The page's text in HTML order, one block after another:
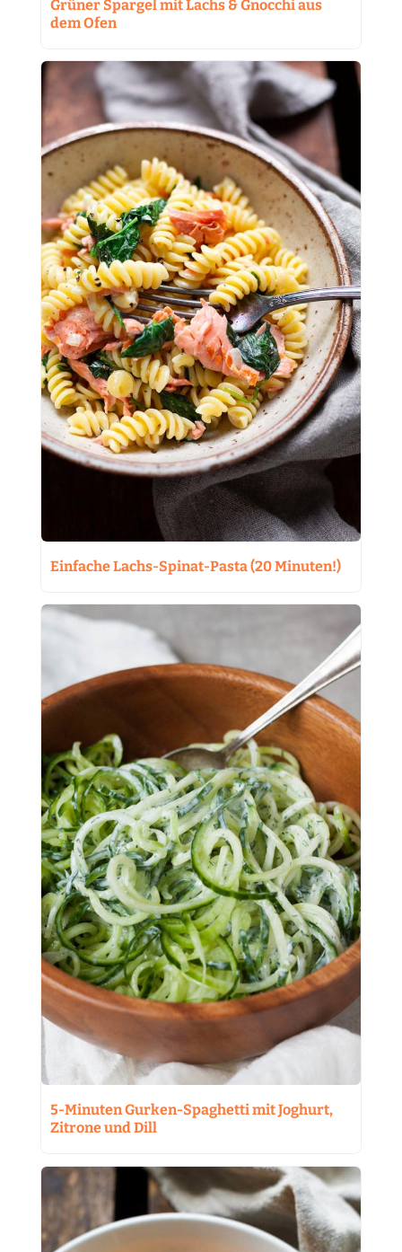
Grüner Spargel mit Lachs & Gnocchi aus
dem Ofen
Einfache Lachs-Spinat-Pasta (20 Minuten!)
5-Minuten Gurken-Spaghetti mit Joghurt,
Zitrone und Dill